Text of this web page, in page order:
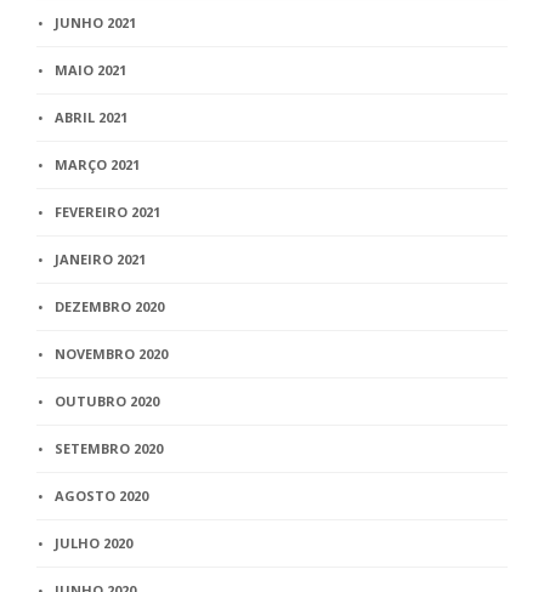
JUNHO 2021
MAIO 2021
ABRIL 2021
MARÇO 2021
FEVEREIRO 2021
JANEIRO 2021
DEZEMBRO 2020
NOVEMBRO 2020
OUTUBRO 2020
SETEMBRO 2020
AGOSTO 2020
JULHO 2020